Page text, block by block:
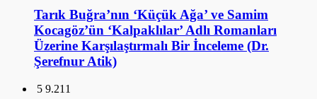
Tarık Buğra’nın ‘Küçük Ağa’ ve Samim
Kocagöz’ün ‘Kalpaklılar’ Adlı Romanları
Üzerine Karşılaştırmalı Bir İnceleme (Dr.
Şerefnur Atik)
5 9.211